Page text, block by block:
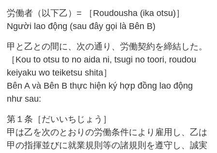
労働者（以下乙）= ［Roudousha (ika otsu)］
Người lao động (sau đây gọi là Bên B)
甲と乙との間に、次の通り、労働契約を締結した。
［Kou to otsu to no aida ni, tsugi no toori, roudou
keiyaku wo teiketsu shita］
Bên A và Bên B thực hiện ký hợp đồng lao động
như sau:
第１条［だいいちじょう］
甲は乙を次のとおりの労働条件により雇用し、乙は
甲の指揮並びに就業規則等の諸規則を遵守し、誠実